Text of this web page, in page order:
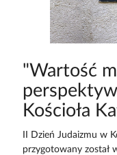
"Wartość
Kościoła
II Dzień Judaizmu w
przygotowany został